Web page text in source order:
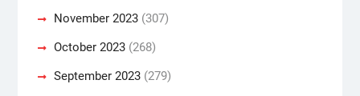
November 2023(307)
October 2023(268)
September 2023(279)